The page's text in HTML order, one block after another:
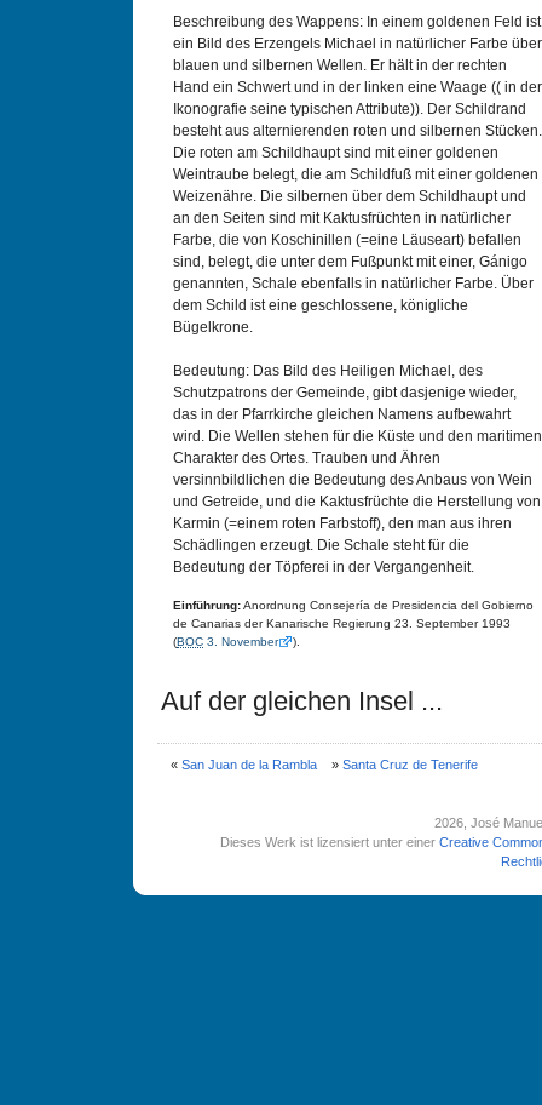
Beschreibung des Wappens: In einem goldenen Feld ist
ein Bild des Erzengels Michael in natürlicher Farbe über
blauen und silbernen Wellen. Er hält in der rechten
Hand ein Schwert und in der linken eine Waage (( in der
Ikonografie seine typischen Attribute)). Der Schildrand
besteht aus alternierenden roten und silbernen Stücken.
Die roten am Schildhaupt sind mit einer goldenen
Weintraube belegt, die am Schildfuß mit einer goldenen
Weizenähre. Die silbernen über dem Schildhaupt und
an den Seiten sind mit Kaktusfrüchten in natürlicher
Farbe, die von Koschinillen (=eine Läuseart) befallen
sind, belegt, die unter dem Fußpunkt mit einer, Gánigo
genannten, Schale ebenfalls in natürlicher Farbe. Über
dem Schild ist eine geschlossene, königliche
Bügelkrone.
Bedeutung: Das Bild des Heiligen Michael, des
Schutzpatrons der Gemeinde, gibt dasjenige wieder,
das in der Pfarrkirche gleichen Namens aufbewahrt
wird. Die Wellen stehen für die Küste und den maritimen
Charakter des Ortes. Trauben und Ähren
versinnbildlichen die Bedeutung des Anbaus von Wein
und Getreide, und die Kaktusfrüchte die Herstellung von
Karmin (=einem roten Farbstoff), den man aus ihren
Schädlingen erzeugt. Die Schale steht für die
Bedeutung der Töpferei in der Vergangenheit.
Einführung:Anordnung Consejería de Presidencia del Gobierno
de Canarias der Kanarische Regierung 23. September 1993
(BOC 3. November ).
Auf der gleichen Insel ...
« San Juan de la Rambla» Santa Cruz de Tenerife
2026 , José
Dieses Werk ist lizensiert unter einer Creative